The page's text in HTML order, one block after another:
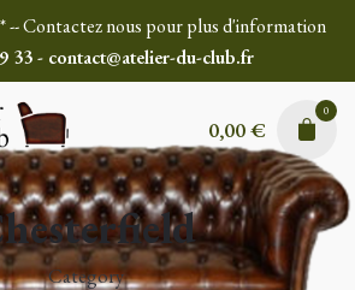
-- Contactez nous pour plus d'information
33 - contact@atelier-du-club.fr
0,00€
0
Category